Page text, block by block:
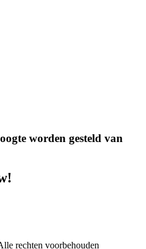
worden gesteld van
rechten voorbehouden